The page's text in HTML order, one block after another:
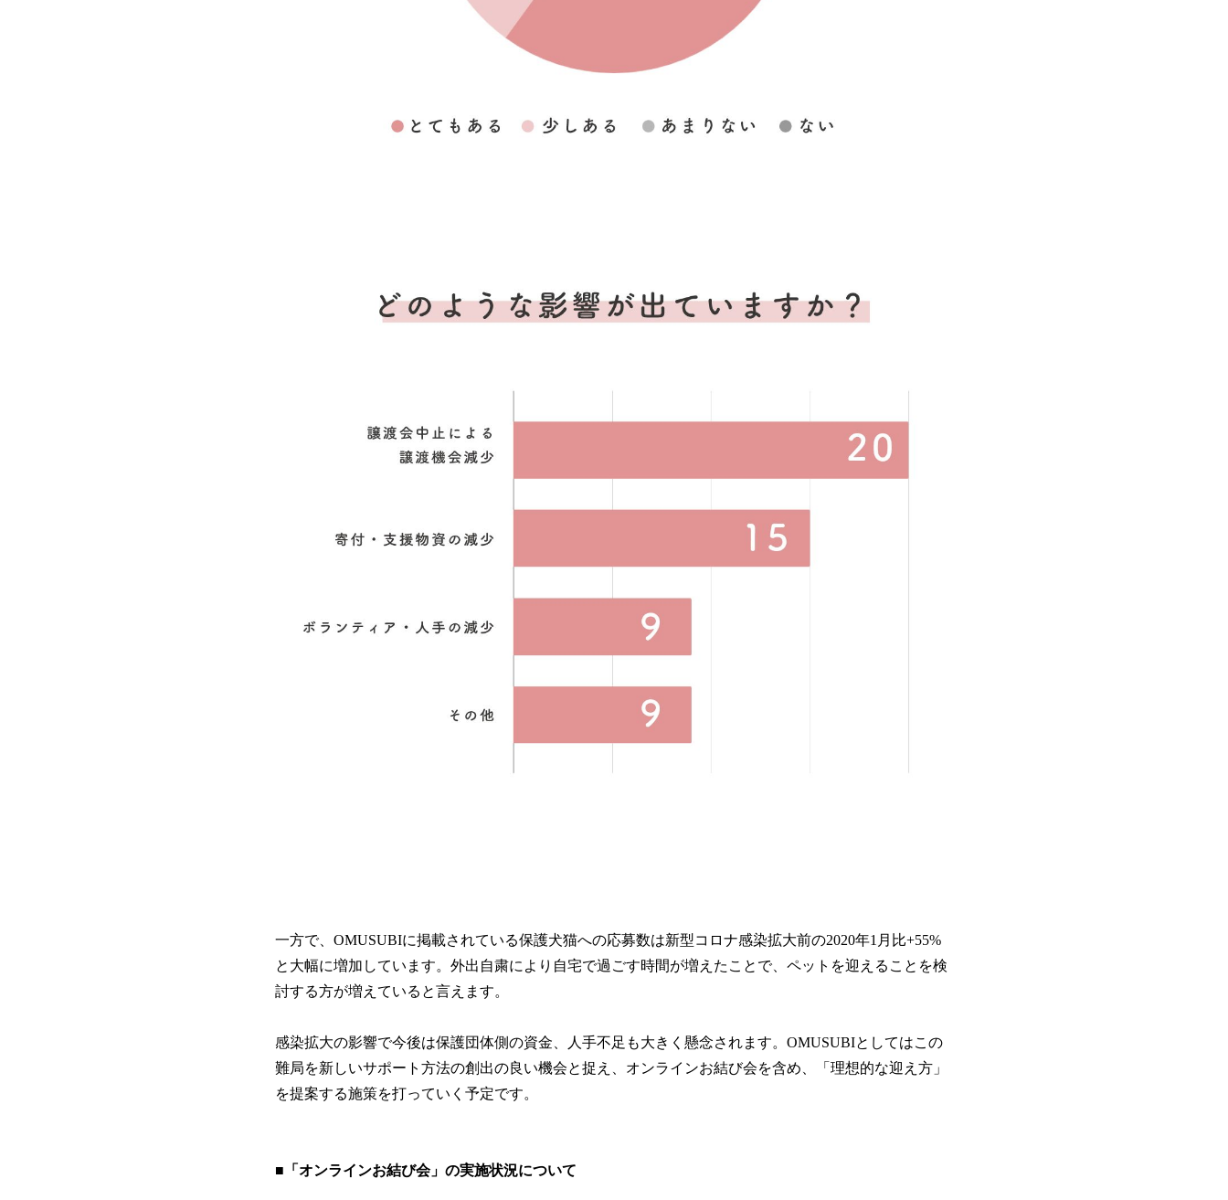
一方で、OMUSUBIに掲載されている保護犬猫への応募数は新型コロナ感染拡大前の2020年1月比+55%
と大幅に増加しています。外出自粛により自宅で過ごす時間が増えたことで、ペットを迎えることを検
討する方が増えていると言えます。
感染拡大の影響で今後は保護団体側の資金、人手不足も大きく懸念されます。OMUSUBIとしてはこの
難局を新しいサポート方法の創出の良い機会と捉え、オンラインお結び会を含め、「理想的な迎え方」
を提案する施策を打っていく予定です。
■「オンラインお結び会」の実施状況について